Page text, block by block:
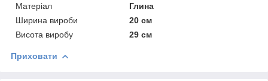
Матеріал
Глина
Ширина вироби
20 см
Висота виробу
29 см
Приховати